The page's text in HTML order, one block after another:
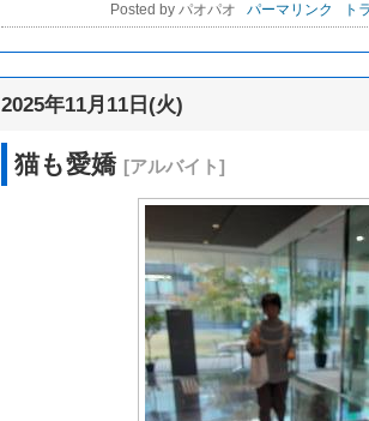
Posted by パオパオ パーマリンク ト
2025年11月11日(火)
猫も愛嬌 [アルバイト]